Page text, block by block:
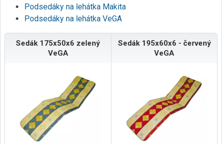
Podsedáky na lehátka Makita
Podsedáky na lehátka VeGA
Sedák 175x50x6 zelený
VeGA
Sedák 195x60x6 - červený
VeGA